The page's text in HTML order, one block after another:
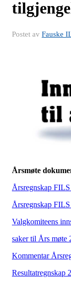
Postet av Fauske
Årsmøte
Årsregnskap
Årsregnskap
Valgkomiteens
saker til Års møte
Kommentar
Resultatregnskap